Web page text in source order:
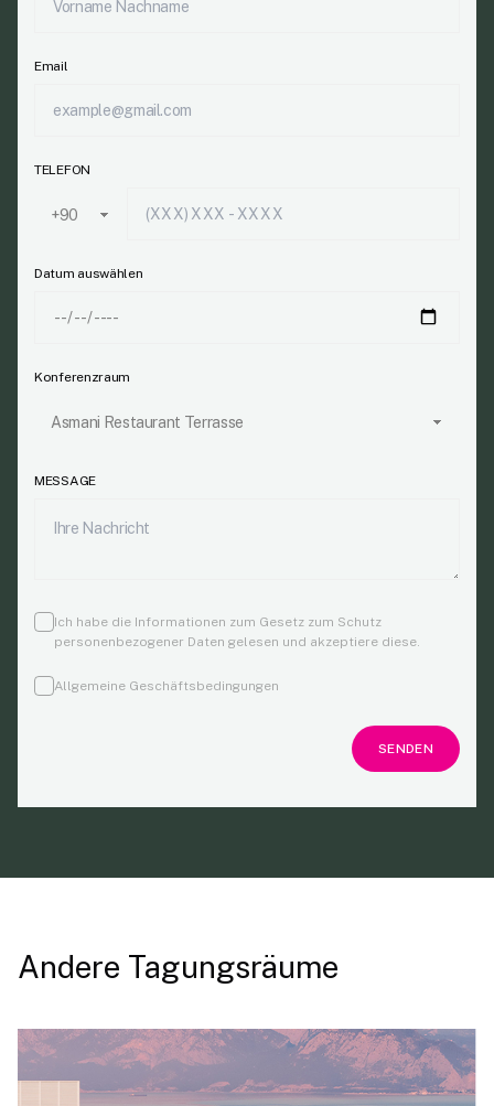
Email
TELEFON
Datum auswählen
Konferenzraum
MESSAGE
Ich habe die Informationen zum Gesetz zum Schutz
personenbezogener Daten gelesen und akzeptiere diese.
Allgemeine Geschäftsbedingungen
SENDEN
Andere Tagungsräume